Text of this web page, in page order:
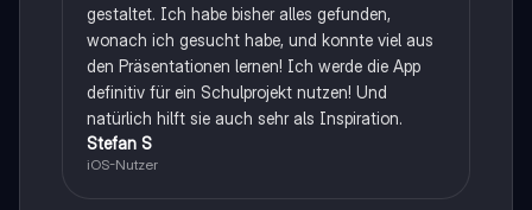
gestaltet. Ich habe bisher alles gefunden,
wonach ich gesucht habe, und konnte viel aus
den Präsentationen lernen! Ich werde die App
definitiv für ein Schulprojekt nutzen! Und
natürlich hilft sie auch sehr als Inspiration.
Stefan S
iOS-Nutzer